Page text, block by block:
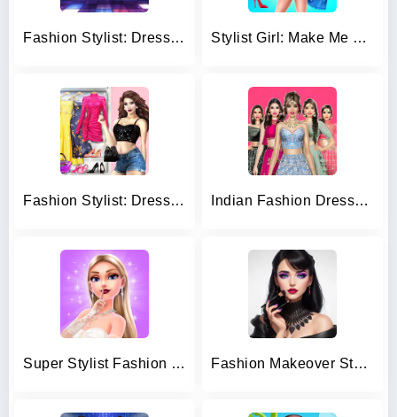
Fashion Stylist: Dress Up Game Stylist Girl: Make Me Fabulous
Fashion Stylist: Dress Up Game Indian Fashion Dressup Stylist
Super Stylist Fashion Makeover Fashion Makeover Stylist Game